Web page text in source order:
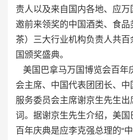
责人以及来自国内各地、应
邀前来领奖的中国酒类、食
茶）三大行业机构负责人共
国颁奖盛典。
美国巴拿马万国博览会百年
会主席、中国代表团团长、
服务委员会主席谢京生先生出
词。据谢京生先生介绍，美国
百年庆典是应李克强总理的“